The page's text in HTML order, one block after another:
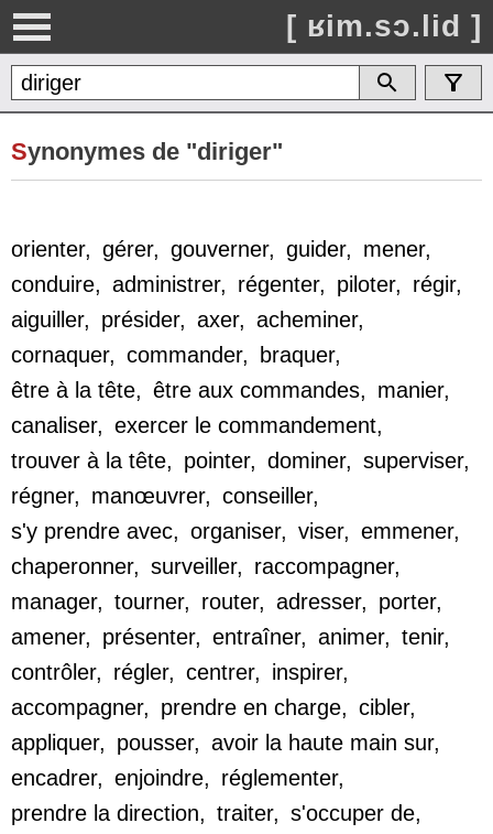
[ ʁim.sɔ.lid ]
Synonymes de "diriger"
orienter, gérer, gouverner, guider, mener,
conduire, administrer, régenter, piloter, régir,
aiguiller, présider, axer, acheminer,
cornaquer, commander, braquer,
être à la tête, être aux commandes, manier,
canaliser, exercer le commandement,
trouver à la tête, pointer, dominer, superviser,
régner, manœuvrer, conseiller,
s'y prendre avec, organiser, viser, emmener,
chaperonner, surveiller, raccompagner,
manager, tourner, router, adresser, porter,
amener, présenter, entraîner, animer, tenir,
contrôler, régler, centrer, inspirer,
accompagner, prendre en charge, cibler,
appliquer, pousser, avoir la haute main sur,
encadrer, enjoindre, réglementer,
prendre la direction, traiter, s'occuper de,